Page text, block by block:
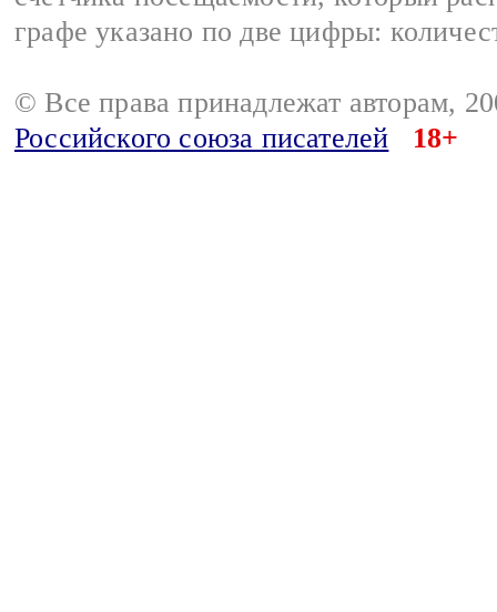
графе указано по две цифры:
© Все права принадлежат авторам,
Российского союза писателей
18+